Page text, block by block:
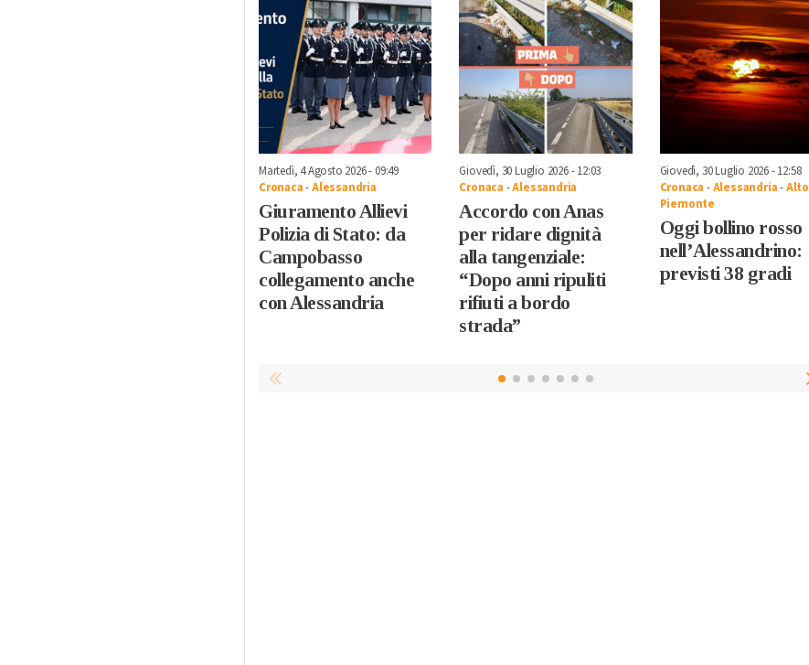
Martedì, 4 Agosto 2026 - 09:49
Cronaca-Alessandria
Giuramento Allievi
Polizia di Stato: da
Campobasso
collegamento anche
con Alessandria
Giovedì, 30 Luglio 2026 - 12:03
Cronaca -Alessandria
Accordo con Anas
per ridare dignità
alla tangenziale:
“Dopo anni ripuliti
rifiuti a bordo
strada”
Giovedì, 30 Luglio 2026 - 12:58
Cronaca -Alessandria-Alto
Piemonte
Oggi bollino rosso
nell’Alessandrino:
previsti 38 gradi